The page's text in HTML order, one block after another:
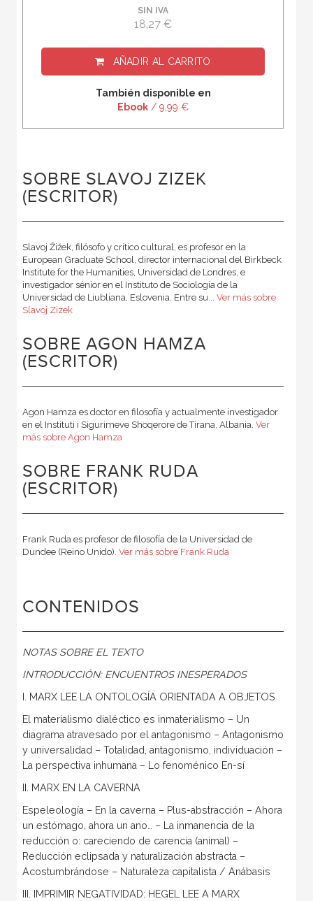
SIN IVA
18,27 €
AÑADIR AL CARRITO
También disponible en
Ebook / 9,99 €
SOBRE SLAVOJ ZIZEK
(ESCRITOR)
Slavoj Žižek, filósofo y crítico cultural, es profesor en la
European Graduate School, director internacional del Birkbeck
Institute for the Humanities, Universidad de Londres, e
investigador sénior en el Instituto de Sociología de la
Universidad de Liubliana, Eslovenia. Entre su... Ver más sobre
Slavoj Zizek
SOBRE AGON HAMZA
(ESCRITOR)
Agon Hamza es doctor en filosofía y actualmente investigador
en el Instituti i Sigurimeve Shoqerore de Tirana, Albania. Ver
más sobre Agon Hamza
SOBRE FRANK RUDA
(ESCRITOR)
Frank Ruda es profesor de filosofía de la Universidad de
Dundee (Reino Unido). Ver más sobre Frank Ruda
CONTENIDOS
NOTAS SOBRE EL TEXTO
INTRODUCCIÓN: ENCUENTROS INESPERADOS
I. MARX LEE LA ONTOLOGÍA ORIENTADA A OBJETOS
El materialismo dialéctico es inmaterialismo – Un
diagrama atravesado por el antagonismo – Antagonismo
y universalidad – Totalidad, antagonismo, individuación –
La perspectiva inhumana – Lo fenoménico En-sí
II. MARX EN LA CAVERNA
Espeleología – En la caverna – Plus-abstracción – Ahora
un estómago, ahora un ano… – La inmanencia de la
reducción o: careciendo de carencia (animal) –
Reducción eclipsada y naturalización abstracta –
Acostumbrándose – Naturaleza capitalista / Anábasis
III. IMPRIMIR NEGATIVIDAD: HEGEL LEE A MARX